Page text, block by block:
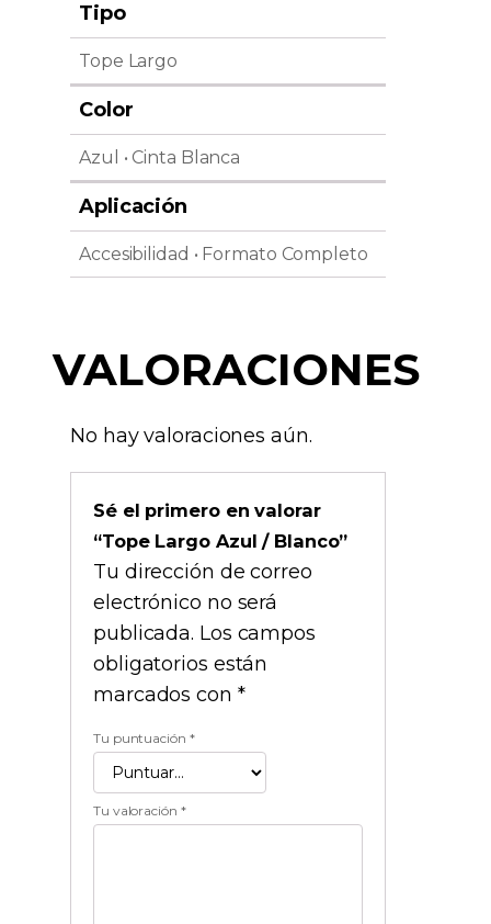
Tipo
Tope Largo
Color
Azul • Cinta Blanca
Aplicación
Accesibilidad • Formato Completo
VALORACIONES
No hay valoraciones aún.
Sé el primero en valorar
“Tope Largo Azul / Blanco”
Tu dirección de correo
electrónico no será
publicada. Los campos
obligatorios están
marcados con *
Tu puntuación *
Tu valoración *